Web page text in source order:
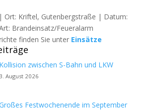
Ort: Kriftel, Gutenbergstraße | Datum:
Brandeinsatz/Feueralarm
finden Sie unter Einsätze
Kollision zwischen S-Bahn und LKW
3. August 2026
Festwochenende im September